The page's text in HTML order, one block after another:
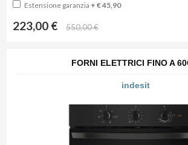
Estensione garanzia + € 45,90
223,00 € 550,00 €
FORNI ELETTRICI FINO A
indesit